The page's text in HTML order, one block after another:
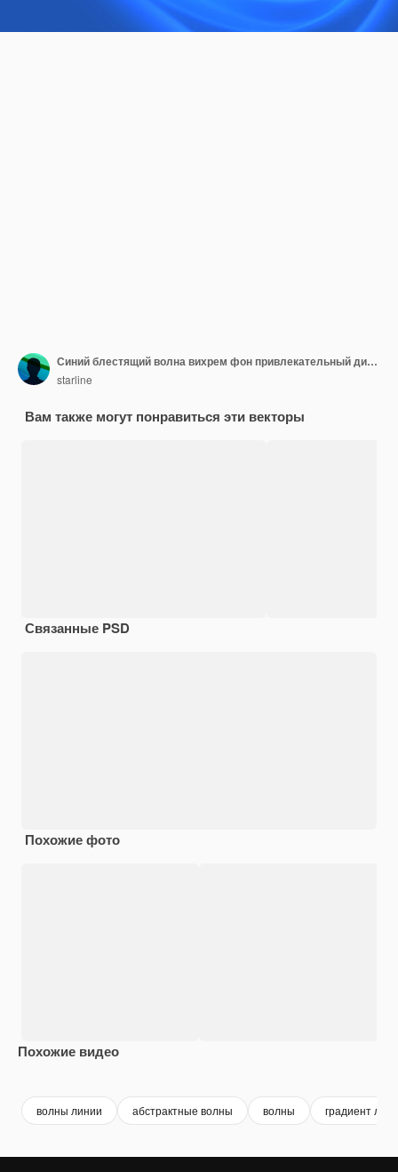
Синий блестящий волна вихрем фон привлекательный дизайн
starline
Вам также могут понравиться эти векторы
Связанные PSD
Похожие фото
Похожие видео
волны линии абстрактные волны волны градиент